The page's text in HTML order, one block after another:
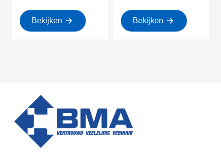
Bekijken Bekijken